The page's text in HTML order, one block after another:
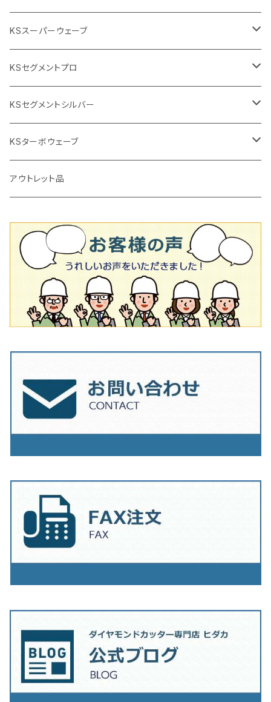
ダイヤモンドホイール
穴あけ用工具
タイルニッパー
プロ用鏝（こて）
吸着盤
その他
タイル針
高速回転
撹拌羽根
撹拌軸
押し切り（手動切断機
押し切り替え刃（手動切断機替え刃
タイル針
その他
電動工具
電動切断機
タイルパッチ（ビブラート
KSスーパーウェーブ
105mm（4インチ）
125ｍｍ（5インチ）
KSセグメントプロ
105mm（4インチ）
通常品
ビス穴付き
125mm（5インチ）
通常品
オフセットタイプ（ハットタイプ
150ｍｍ（6インチ）
205ｍｍ（8インチ）
230mm（9インチ）
KSセグメントシルバー
105mm（4インチ）
125mm（5インチ）
180mm（7インチ）
205mm（8インチ）
230mm（9インチ）
KSターボウェーブ
105mm（4インチ）
150ｍｍ（6インチ）
180ｍｍ（7インチ）
205mm（8インチ）
アウトレット品